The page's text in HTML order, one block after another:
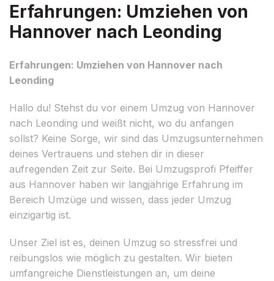
Erfahrungen: Umziehen von
Hannover nach Leonding
Erfahrungen: Umziehen von Hannover nach
Leonding
Hallo du! Stehst du vor einem Umzug von Hannover
nach Leonding und weißt nicht, wo du anfangen
sollst? Keine Sorge, wir sind das Umzugsunternehmen
deines Vertrauens und stehen dir in dieser
aufregenden Zeit zur Seite. Bei Umzugsprofi Pfeiffer
aus Hannover haben wir langjährige Erfahrung im
Bereich Umzüge und wissen, dass jeder Umzug
einzigartig ist.
Unser Ziel ist es, deinen Umzug so stressfrei und
reibungslos wie möglich zu gestalten. Wir bieten
umfangreiche Dienstleistungen an, um deine